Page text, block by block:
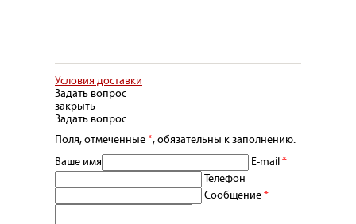
Условия доставки
Задать вопрос
закрыть
Задать вопрос
Поля, отмеченные*, обязательны к заполнению.
Ваше имя
E-mail *
Телефон
Сообщение*